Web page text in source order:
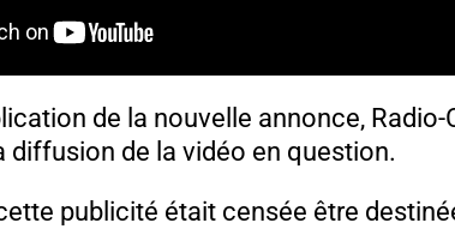
de la nouvelle annonce,
diffusion de la vidéo en question.
publicité était censée être